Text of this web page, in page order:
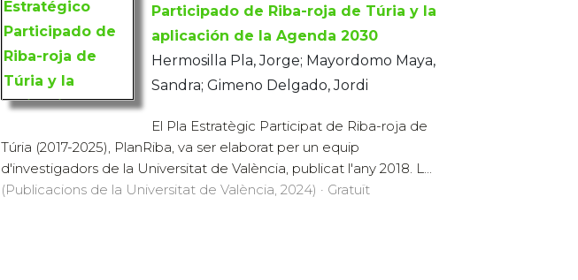
Participado de Riba-roja de Túria y la
aplicación de la Agenda 2030
Hermosilla Pla, Jorge; Mayordomo Maya,
Sandra; Gimeno Delgado, Jordi
El Pla Estratègic Participat de Riba-roja de
Túria (2017-2025), PlanRiba, va ser elaborat per un equip
d'investigadors de la Universitat de València, publicat l'any 2018. L...
(Publicacions de la Universitat de València, 2024) · Gratuït